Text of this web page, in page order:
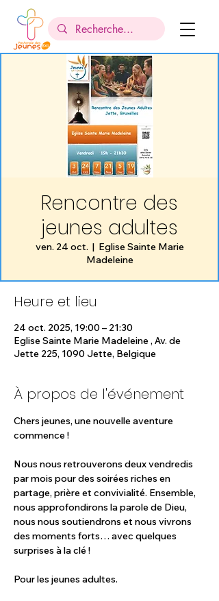
Rencontre des
jeunes adultes
ven. 24 oct.
  |
Eglise Sainte Marie
Madeleine
Heure et lieu
24 oct. 2025, 19:00 – 21:30
Eglise Sainte Marie Madeleine , Av. de
Jette 225, 1090 Jette, Belgique
À propos de l'événement
Chers jeunes, une nouvelle aventure
commence !
Nous nous retrouverons deux vendredis
par mois pour des soirées riches en
partage, prière et convivialité. Ensemble,
nous approfondirons la parole de Dieu,
nous nous soutiendrons et nous vivrons
des moments forts… avec quelques
surprises à la clé !
Pour les jeunes adultes.